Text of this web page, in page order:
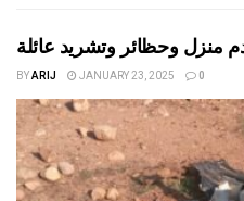
وحظائر وتشريد عائلة
BYARIJ JANUARY 23, 2025 0